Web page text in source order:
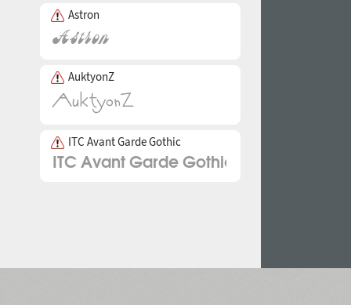
Astron
AuktyonZ
ITC Avant Garde Gothic